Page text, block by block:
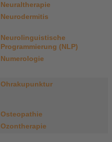
Neuraltherapie
Neurodermitis
Neurolinguistische
Programmierung (NLP)
Numerologie
Ohrakupunktur
Osteopathie
Ozontherapie